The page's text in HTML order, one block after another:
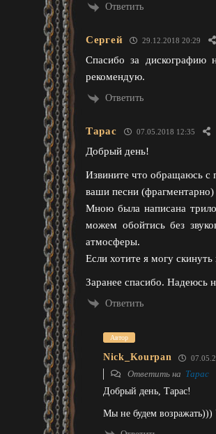
Ответить
Сергей 29.12.2018 20:29
Спасибо за
рекомендую.
Ответить
Тарас 07.05.2018 12:35
Добрый день!
Извините что обращаюсь с
ваши песни (фрагментарно)
Мною была написана
можем обойтись без
атмосферы.
Если хотите я могу
Заранее спасибо. Надеюсь
Ответить
Автор
Nick_Kourpan
Ответить на Тарас
Добрый день, Тарас!
Мы не будем возражать)))